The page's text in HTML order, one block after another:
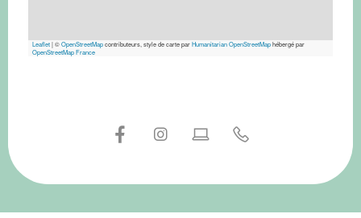
Leaflet|©OpenStreetMapcontributeurs, style de carte parHumanitarian OpenStreetMaphébergé par
OpenStreetMap France